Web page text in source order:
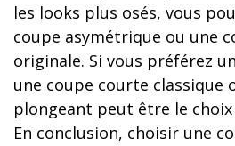
les looks plus osés, vous
coupe asymétrique ou une
originale. Si vous préférez
une coupe courte classique
plongeant peut être le
En conclusion, choisir une